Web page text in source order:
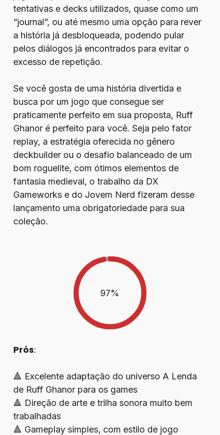
tentativas e decks utilizados, quase como um
“journal”, ou até mesmo uma opção para rever
a história já desbloqueada, podendo pular
pelos diálogos já encontrados para evitar o
excesso de repetição.
Se você gosta de uma história divertida e
busca por um jogo que consegue ser
praticamente perfeito em sua proposta, Ruff
Ghanor é perfeito para você. Seja pelo fator
replay, a estratégia oferecida no gênero
deckbuilder ou o desafio balanceado de um
bom roguelite, com ótimos elementos de
fantasia medieval, o trabalho da DX
Gameworks e do Jovem Nerd fizeram desse
lançamento uma obrigatoriedade para sua
coleção.
97%
Prós:
🔺 Excelente adaptação do universo A Lenda
de Ruff Ghanor para os games
🔺 Direção de arte e trilha sonora muito bem
trabalhadas
🔺 Gameplay simples, com estilo de jogo